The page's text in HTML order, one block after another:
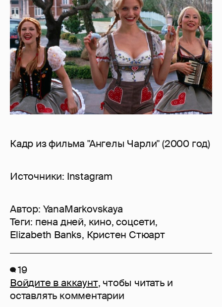
Кадр из фильма "Ангелы Чарли" (2000 год)
Источники: Instagram
Автор: YanaMarkovskaya
Теги: пена дней, кино,соцсети,
Elizabeth Banks, Кристен Стюарт
19
Войдите в аккаунт, чтобы читать и
оставлять комментарии